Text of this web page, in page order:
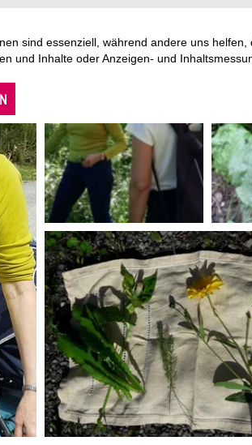
sind essenziell, während andere uns
und Inhalte oder Anzeigen- und